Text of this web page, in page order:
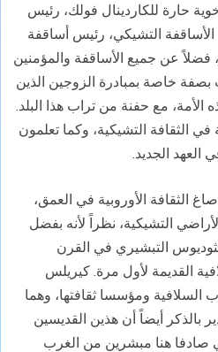
حارة للكاردينال فولك، رئيس
التشيكي، رئيس أساقفة
فضلاً عن جميع الأساقفة والمؤمنين
بصفة خاصة بمبادرة الزوجين الذين
الأمة، مع حفنة من تراب هذا البلد.
الثقافة التشيكية، وكما تعلمون
العهد الجديد.
الثقافة الأوروبية في العمق،
التشيكية، نظراً لأنه بفضل
التبشيري في القرن
القديمة لأول مرة. كيريلس
ومؤسسا ثقافتها، وهما
بالذكر أيضاً أن هذين القديسين
صادفا هنا مبشرين من الغرب